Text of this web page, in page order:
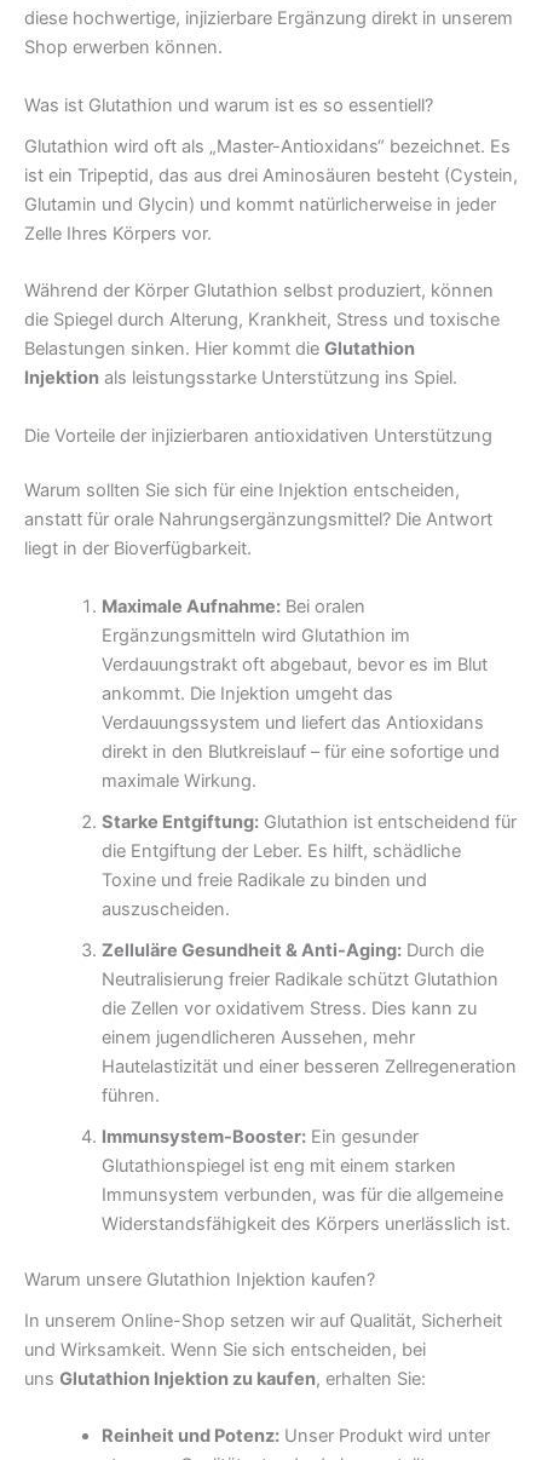
diese hochwertige, injizierbare Ergänzung direkt in unserem
Shop erwerben können.
Was ist Glutathion und warum ist es so essentiell?
Glutathion wird oft als „Master-Antioxidans“ bezeichnet. Es
ist ein Tripeptid, das aus drei Aminosäuren besteht (Cystein,
Glutamin und Glycin) und kommt natürlicherweise in jeder
Zelle Ihres Körpers vor.
Während der Körper Glutathion selbst produziert, können
die Spiegel durch Alterung, Krankheit, Stress und toxische
Belastungen sinken. Hier kommt die Glutathion
Injektion als leistungsstarke Unterstützung ins Spiel.
Die Vorteile der injizierbaren antioxidativen Unterstützung
Warum sollten Sie sich für eine Injektion entscheiden,
anstatt für orale Nahrungsergänzungsmittel? Die Antwort
liegt in der Bioverfügbarkeit.
Maximale Aufnahme:Bei oralen
Ergänzungsmitteln wird Glutathion im
Verdauungstrakt oft abgebaut, bevor es im Blut
ankommt. Die Injektion umgeht das
Verdauungssystem und liefert das Antioxidans
direkt in den Blutkreislauf – für eine sofortige und
maximale Wirkung.
Starke Entgiftung:Glutathion ist entscheidend für
die Entgiftung der Leber. Es hilft, schädliche
Toxine und freie Radikale zu binden und
auszuscheiden.
Zelluläre Gesundheit & Anti-Aging:Durch die
Neutralisierung freier Radikale schützt Glutathion
die Zellen vor oxidativem Stress. Dies kann zu
einem jugendlicheren Aussehen, mehr
Hautelastizität und einer besseren Zellregeneration
führen.
Immunsystem-Booster:Ein gesunder
Glutathionspiegel ist eng mit einem starken
Immunsystem verbunden, was für die allgemeine
Widerstandsfähigkeit des Körpers unerlässlich ist.
Warum unsere Glutathion Injektion kaufen?
In unserem Online-Shop setzen wir auf Qualität, Sicherheit
und Wirksamkeit. Wenn Sie sich entscheiden, bei
uns Glutathion Injektion zu kaufen, erhalten Sie:
Reinheit und Potenz:Unser Produkt wird unter